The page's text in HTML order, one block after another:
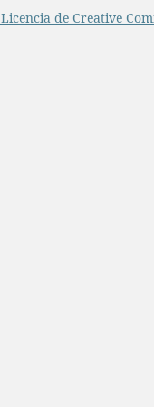
Licencia de Creative